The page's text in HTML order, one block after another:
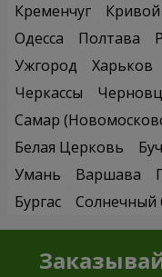
Кременчуг
Одесса
Полтава
Ужгород
Харьков
Черкассы
Самар
Белая Церковь
Умань
Варшава
Бургас
Солнечный